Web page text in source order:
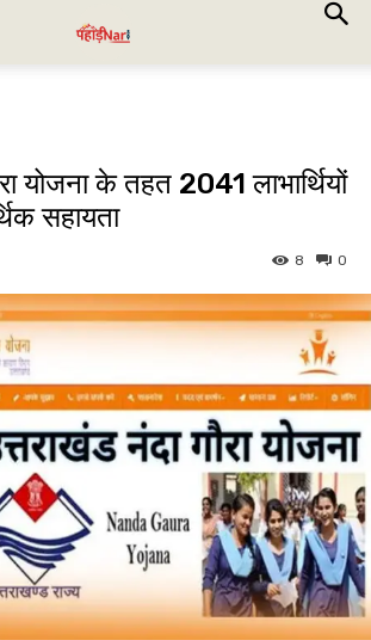
योजना के तहत 2041 लाभार्थियों
सहायता
0
8